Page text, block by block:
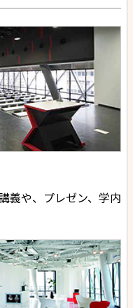
義や、プレゼン、学内